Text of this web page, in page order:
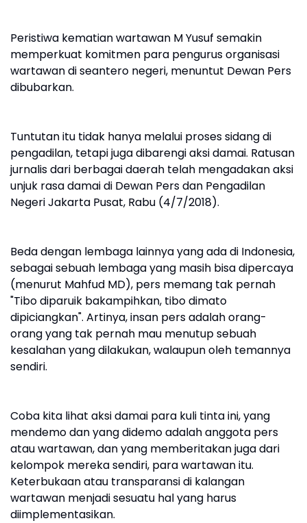
Peristiwa kematian wartawan M Yusuf semakin
memperkuat komitmen para pengurus organisasi
wartawan di seantero negeri, menuntut Dewan Pers
dibubarkan.
Tuntutan itu tidak hanya melalui proses sidang di
pengadilan, tetapi juga dibarengi aksi damai. Ratusan
jurnalis dari berbagai daerah telah mengadakan aksi
unjuk rasa damai di Dewan Pers dan Pengadilan
Negeri Jakarta Pusat, Rabu (4/7/2018).
Beda dengan lembaga lainnya yang ada di Indonesia,
sebagai sebuah lembaga yang masih bisa dipercaya
(menurut Mahfud MD), pers memang tak pernah
"Tibo diparuik bakampihkan, tibo dimato
dipiciangkan". Artinya, insan pers adalah orang-
orang yang tak pernah mau menutup sebuah
kesalahan yang dilakukan, walaupun oleh temannya
sendiri.
Coba kita lihat aksi damai para kuli tinta ini, yang
mendemo dan yang didemo adalah anggota pers
atau wartawan, dan yang memberitakan juga dari
kelompok mereka sendiri, para wartawan itu.
Keterbukaan atau transparansi di kalangan
wartawan menjadi sesuatu hal yang harus
diimplementasikan.